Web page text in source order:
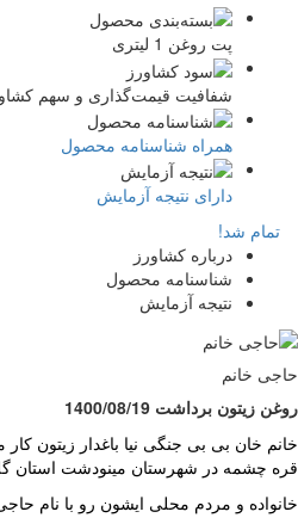
پت روغن 1 لیتری
شفافیت قیمت‌گذاری و سهم کشاورز
همراه شناسنامه محصول
دارای نتیجه آزمایش
تمام شد!
درباره کشاورز
شناسنامه محصول
نتیجه آزمایش
خانم
زیتون برداشت 1400/08/19
چشمه در شهرستان مینودشت استان
و مردم محلی ایشون رو با نام حاجی